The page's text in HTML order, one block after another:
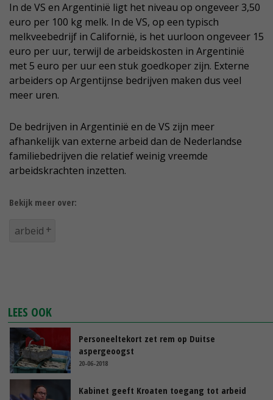
In de VS en Argentinië ligt het niveau op ongeveer 3,50
euro per 100 kg melk. In de VS, op een typisch
melkveebedrijf in Californië, is het uurloon ongeveer 15
euro per uur, terwijl de arbeidskosten in Argentinië
met 5 euro per uur een stuk goedkoper zijn. Externe
arbeiders op Argentijnse bedrijven maken dus veel
meer uren.
De bedrijven in Argentinië en de VS zijn meer
afhankelijk van externe arbeid dan de Nederlandse
familiebedrijven die relatief weinig vreemde
arbeidskrachten inzetten.
Bekijk meer over:
arbeid
LEES OOK
Personeeltekort zet rem op Duitse
aspergeoogst
20-06-2018
Kabinet geeft Kroaten toegang tot arbeid